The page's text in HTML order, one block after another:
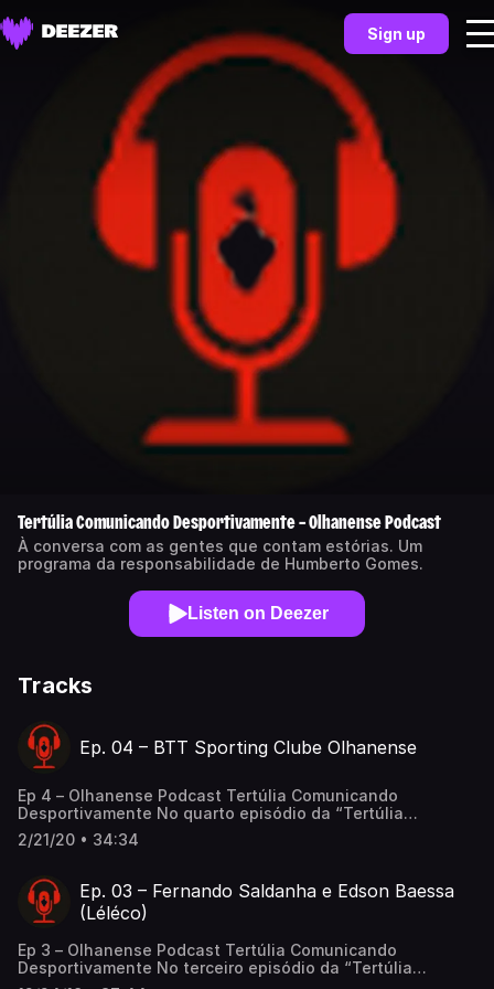
Sign up
Tertúlia Comunicando Desportivamente – Olhanense Podcast
À conversa com as gentes que contam estórias. Um
programa da responsabilidade de Humberto Gomes.
Listen on Deezer
Tracks
Ep. 04 – BTT Sporting Clube Olhanense
Ep 4 – Olhanense Podcast Tertúlia Comunicando
Desportivamente No quarto episódio da “Tertúlia
Comunicando Desportivamente” Humberto Gomes conduz
uma nova entrevista, em modo de conversa quadrangular
Clube Olhanense
2/21/20 • 34:34
Ep. 03 – Fernando Saldanha e Edson Baessa
(Léléco)
Ep 3 – Olhanense Podcast Tertúlia Comunicando
Desportivamente No terceiro episódio da “Tertúlia
Comunicando Desportivamente” Humberto Gomes conduz